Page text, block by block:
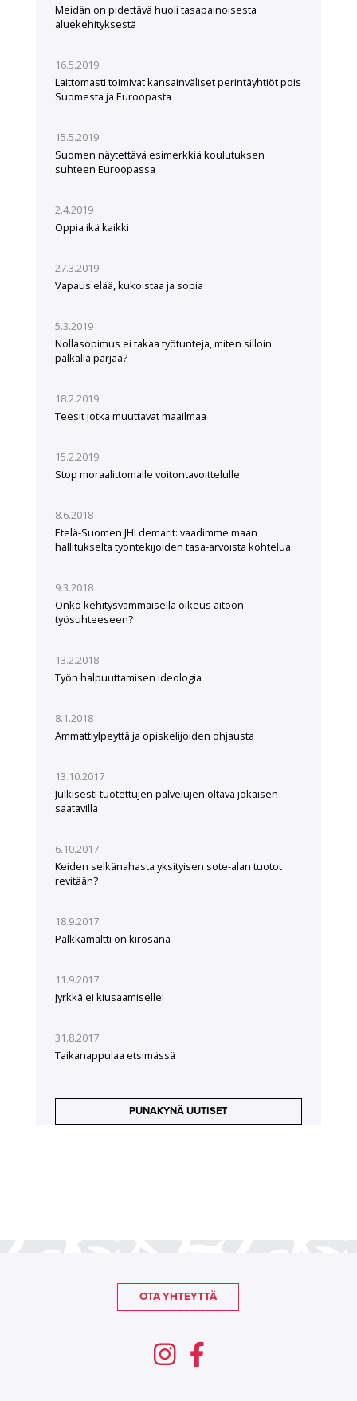
Meidän on pidettävä huoli tasapainoisesta
aluekehityksestä
16.5.2019
Laittomasti toimivat kansainväliset perintäyhtiöt pois
Suomesta ja Euroopasta
15.5.2019
Suomen näytettävä esimerkkiä koulutuksen
suhteen Euroopassa
2.4.2019
Oppia ikä kaikki
27.3.2019
Vapaus elää, kukoistaa ja sopia
5.3.2019
Nollasopimus ei takaa työtunteja, miten silloin
palkalla pärjää?
18.2.2019
Teesit jotka muuttavat maailmaa
15.2.2019
Stop moraalittomalle voitontavoittelulle
8.6.2018
Etelä-Suomen JHLdemarit: vaadimme maan
hallitukselta työntekijöiden tasa-arvoista kohtelua
9.3.2018
Onko kehitysvammaisella oikeus aitoon
työsuhteeseen?
13.2.2018
Työn halpuuttamisen ideologia
8.1.2018
Ammattiylpeyttä ja opiskelijoiden ohjausta
13.10.2017
Julkisesti tuotettujen palvelujen oltava jokaisen
saatavilla
6.10.2017
Keiden selkänahasta yksityisen sote-alan tuotot
revitään?
18.9.2017
Palkkamaltti on kirosana
11.9.2017
Jyrkkä ei kiusaamiselle!
31.8.2017
Taikanappulaa etsimässä
PUNAKYNÄ UUTISET
OTA YHTEYTTÄ